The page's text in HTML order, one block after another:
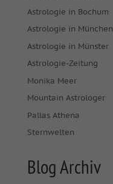
Astrologie in Bochum
Astrologie in München
Astrologie in Münster
Astrologie-Zeitung
Monika Meer
Mountain Astrologer
Pallas Athena
Sternwelten
Blog Archiv